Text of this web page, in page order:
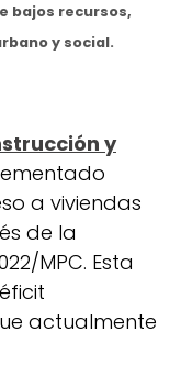
bajos recursos,
y social.
y
a viviendas
de la
MPC. Esta
actualmente